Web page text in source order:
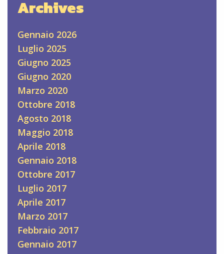
Archives
Gennaio 2026
Luglio 2025
Giugno 2025
Giugno 2020
Marzo 2020
Ottobre 2018
Agosto 2018
Maggio 2018
Aprile 2018
Gennaio 2018
Ottobre 2017
Luglio 2017
Aprile 2017
Marzo 2017
Febbraio 2017
Gennaio 2017